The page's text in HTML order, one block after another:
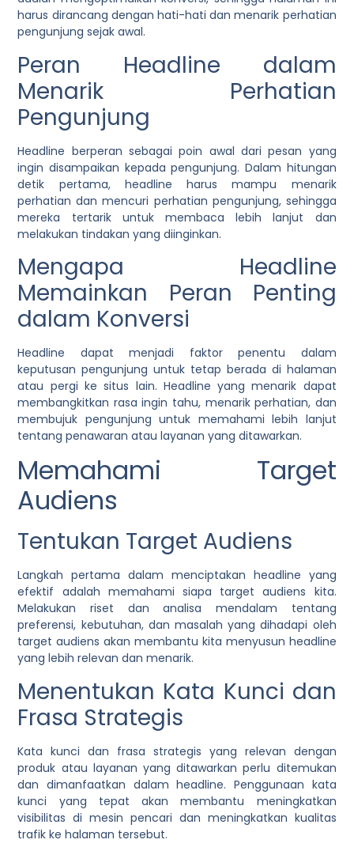
harus dirancang dengan hati-hati dan menarik perhatian
pengunjung sejak awal.
Peran Headline dalam
Menarik Perhatian
Pengunjung
Headline berperan sebagai poin awal dari pesan yang
ingin disampaikan kepada pengunjung. Dalam hitungan
detik pertama, headline harus mampu menarik
perhatian dan mencuri perhatian pengunjung, sehingga
mereka tertarik untuk membaca lebih lanjut dan
melakukan tindakan yang diinginkan.
Mengapa Headline
Memainkan Peran Penting
dalam Konversi
Headline dapat menjadi faktor penentu dalam
keputusan pengunjung untuk tetap berada di halaman
atau pergi ke situs lain. Headline yang menarik dapat
membangkitkan rasa ingin tahu, menarik perhatian, dan
membujuk pengunjung untuk memahami lebih lanjut
tentang penawaran atau layanan yang ditawarkan.
Memahami Target
Audiens
Tentukan Target Audiens
Langkah pertama dalam menciptakan headline yang
efektif adalah memahami siapa target audiens kita.
Melakukan riset dan analisa mendalam tentang
preferensi, kebutuhan, dan masalah yang dihadapi oleh
target audiens akan membantu kita menyusun headline
yang lebih relevan dan menarik.
Menentukan Kata Kunci dan
Frasa Strategis
Kata kunci dan frasa strategis yang relevan dengan
produk atau layanan yang ditawarkan perlu ditemukan
dan dimanfaatkan dalam headline. Penggunaan kata
kunci yang tepat akan membantu meningkatkan
visibilitas di mesin pencari dan meningkatkan kualitas
trafik ke halaman tersebut.